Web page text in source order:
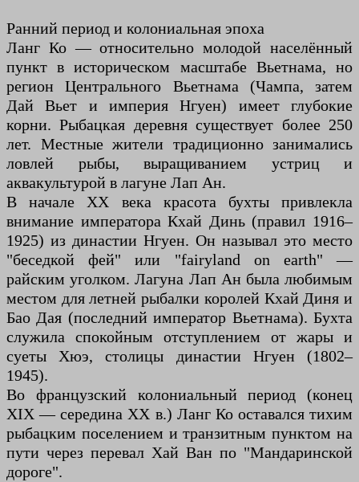
Ранний период и колониальная эпоха
Ланг Ко — относительно молодой населённый
пункт в историческом масштабе Вьетнама, но
регион Центрального Вьетнама (Чампа, затем
Дай Вьет и империя Нгуен) имеет глубокие
корни. Рыбацкая деревня существует более 250
лет. Местные жители традиционно занимались
ловлей рыбы, выращиванием устриц и
аквакультурой в лагуне Лап Ан.
В начале XX века красота бухты привлекла
внимание императора Кхай Динь (правил 1916–
1925) из династии Нгуен. Он называл это место
"беседкой фей" или "fairyland on earth" —
райским уголком. Лагуна Лап Ан была любимым
местом для летней рыбалки королей Кхай Диня и
Бао Дая (последний император Вьетнама). Бухта
служила спокойным отступлением от жары и
суеты Хюэ, столицы династии Нгуен (1802–
1945).
Во французский колониальный период (конец
XIX — середина XX в.) Ланг Ко оставался тихим
рыбацким поселением и транзитным пунктом на
пути через перевал Хай Ван по "Мандаринской
дороге".